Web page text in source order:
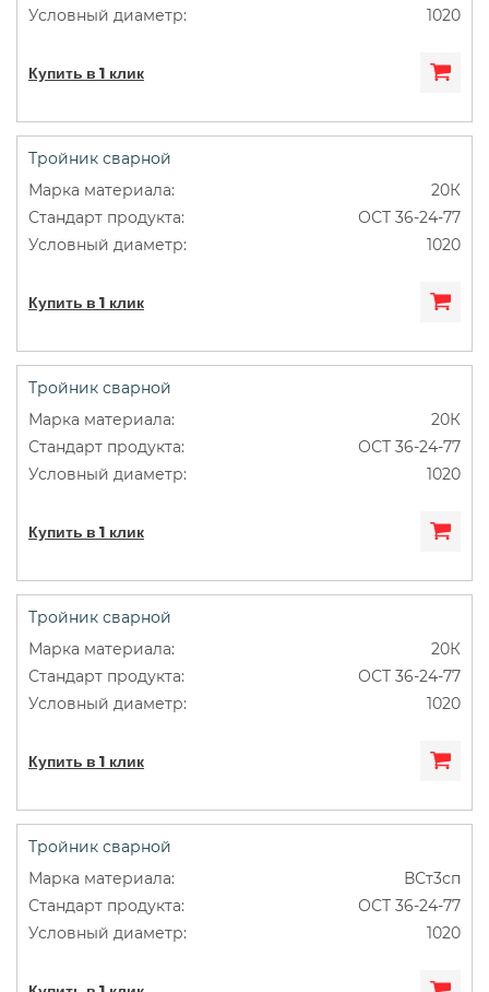
1020
Купить в 1 клик
Тройник сварной
20К
ОСТ 36-24-77
1020
Купить в 1 клик
Тройник сварной
20К
ОСТ 36-24-77
1020
Купить в 1 клик
Тройник сварной
20К
ОСТ 36-24-77
1020
Купить в 1 клик
Тройник сварной
ВСт3сп
ОСТ 36-24-77
1020